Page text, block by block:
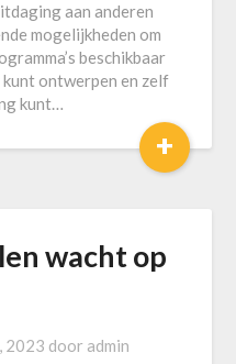
aan anderen
mogelijkheden om
beschikbaar
ontwerpen en zelf
kunt…
+
wacht op
2023 door admin